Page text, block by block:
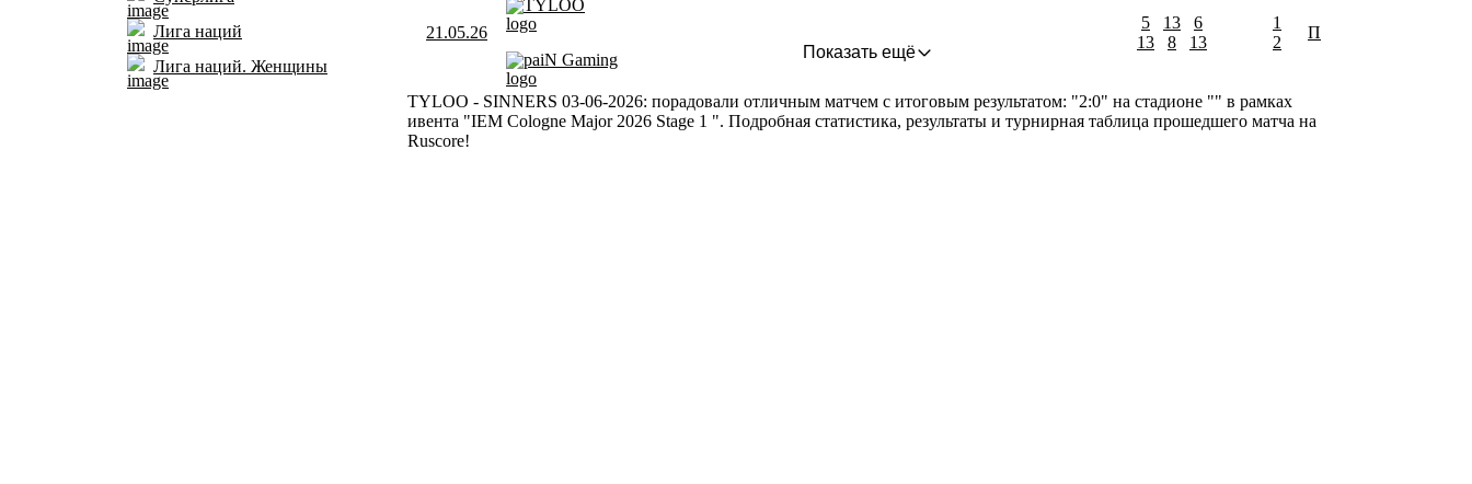
Лига наций
Лига наций. Женщины
21.05.26
TYLOO
paiN Gaming
5
13
13
8
6
13
1
2
П
Показать ещё
TYLOO - SINNERS 03-06-2026: порадовали отличным матчем с итоговым результатом: "2:0" на стадионе "" в рамках
ивента "IEM Cologne Major 2026 Stage 1 ". Подробная статистика, результаты и турнирная таблица прошедшего матча на
Ruscore!